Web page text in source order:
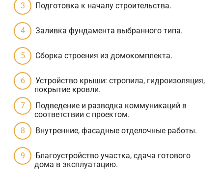
Подготовка к началу строительства.
Заливка фундамента выбранного типа.
Сборка строения из домокомплекта.
Устройство крыши: стропила, гидроизоляция,
покрытие кровли.
Подведение и разводка коммуникаций в
соответствии с проектом.
Внутренние, фасадные отделочные работы.
Благоустройство участка, сдача готового
дома в эксплуатацию.